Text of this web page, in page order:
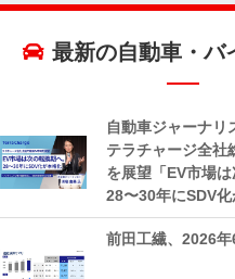
最新の自動車・バ
自動車ジャーナリ
テラチャージ全社
を展望「EV市場は
28〜30年にSDV化
前田工繊、2026